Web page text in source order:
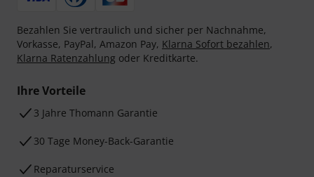
Bezahlen Sie vertraulich und sicher per Nachnahme,
Vorkasse, PayPal, Amazon Pay, Klarna Sofort bezahlen,
Klarna Ratenzahlung oder Kreditkarte.
Ihre Vorteile
3 Jahre Thomann Garantie
30 Tage Money-Back-Garantie
Reparaturservice